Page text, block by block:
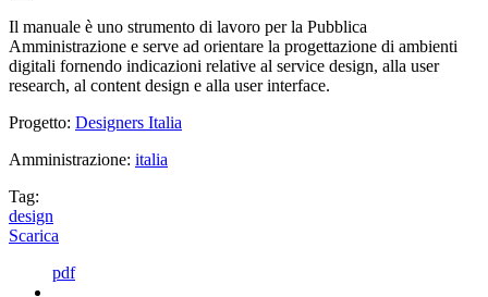
Il manuale è uno strumento di lavoro per la Pubblica
Amministrazione e serve ad orientare la progettazione di ambienti
digitali fornendo indicazioni relative al service design, alla user
research, al content design e alla user interface.
Progetto: Designers Italia
Amministrazione: italia
Tag:
design
Scarica
pdf